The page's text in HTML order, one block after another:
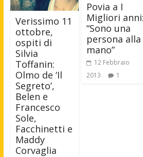
Verissimo 11
ottobre,
ospiti di
Silvia
Toffanin:
Olmo de ‘Il
Segreto’,
Belen e
Francesco
Sole,
Facchinetti e
Maddy
Corvaglia
Povia a I
Migliori anni:
“Sono una
persona alla
mano”
12 Febbraio
2013
1